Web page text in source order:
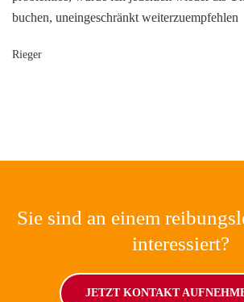
buchen, uneingeschränkt weiterzuempfehlen
Rieger
Sie sind an einem
interessiert?
JETZT KONTAKT